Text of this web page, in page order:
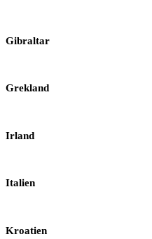
Gibraltar
Grekland
Irland
Italien
Kroatien